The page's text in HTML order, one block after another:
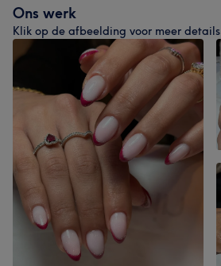
Ons werk
Klik op de afbeelding voor meer details